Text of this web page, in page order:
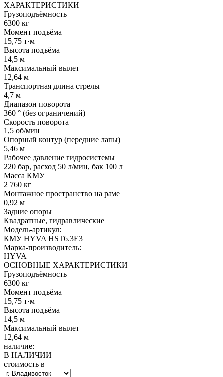
ХАРАКТЕРИСТИКИ
Грузоподъёмность
6300 кг
Момент подъёма
15,75 т·м
Высота подъёма
14,5 м
Максимальный вылет
12,64 м
Транспортная длина стрелы
4,7 м
Диапазон поворота
360 ° (без ограничений)
Скорость поворота
1,5 об/мин
Опорный контур (передние лапы)
5,46 м
Рабочее давление гидросистемы
220 бар, расход 50 л/мин, бак 100 л
Масса КМУ
2 760 кг
Монтажное пространство на раме
0,92 м
Задние опоры
Квадратные, гидравлические
Модель-артикул:
КМУ HYVA HST6.3E3
Марка-производитель:
HYVA
ОСНОВНЫЕ ХАРАКТЕРИСТИКИ
Грузоподъёмность
6300 кг
Момент подъёма
15,75 т·м
Высота подъёма
14,5 м
Максимальный вылет
12,64 м
наличие:
В НАЛИЧИИ
стоимость в